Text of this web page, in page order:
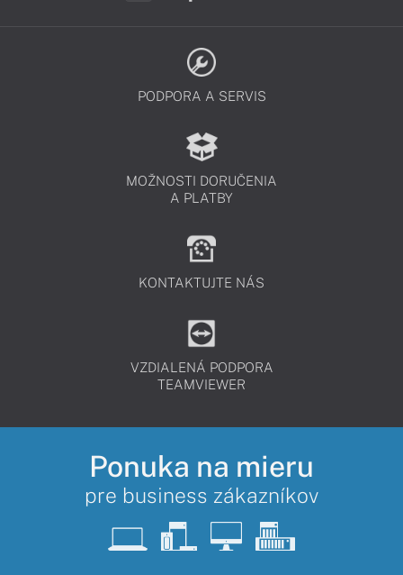
PODPORA A SERVIS
MOŽNOSTI DORUČENIA
A PLATBY
KONTAKTUJTE NÁS
VZDIALENÁ PODPORA
TEAMVIEWER
Ponuka na mieru
pre business zákazníkov